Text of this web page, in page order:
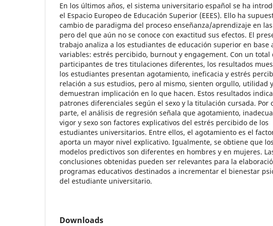
En los últimos años, el sistema universitario español se ha
el Espacio Europeo de Educación Superior (EEES). Ello ha
cambio de paradigma del proceso enseñanza/aprendizaje en
pero del que aún no se conoce con exactitud sus efectos. El
trabajo analiza a los estudiantes de educación superior en base
variables: estrés percibido, burnout y engagement. Con un total
participantes de tres titulaciones diferentes, los resultados
los estudiantes presentan agotamiento, ineficacia y estrés
relación a sus estudios, pero al mismo, sienten orgullo, utilidad y
demuestran implicación en lo que hacen. Estos resultados
patrones diferenciales según el sexo y la titulación cursada. Por
parte, el análisis de regresión señala que agotamiento,
vigor y sexo son factores explicativos del estrés percibido de los
estudiantes universitarios. Entre ellos, el agotamiento es el
aporta un mayor nivel explicativo. Igualmente, se obtiene que los
modelos predictivos son diferentes en hombres y en mujeres.
conclusiones obtenidas pueden ser relevantes para la
programas educativos destinados a incrementar el bienestar
del estudiante universitario.
Downloads